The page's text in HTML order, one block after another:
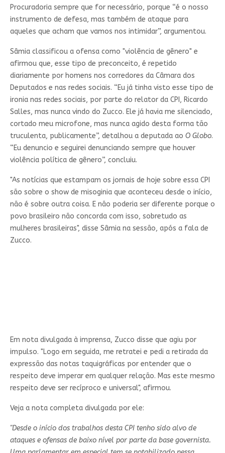
Procuradoria sempre que for necessário, porque “é o nosso
instrumento de defesa, mas também de ataque para
aqueles que acham que vamos nos intimidar”, argumentou.
Sâmia classificou a ofensa como "violência de gênero" e
afirmou que, esse tipo de preconceito, é repetido
diariamente por homens nos corredores da Câmara dos
Deputados e nas redes sociais. “Eu já tinha visto esse tipo de
ironia nas redes sociais, por parte do relator da CPI, Ricardo
Salles, mas nunca vindo do Zucco. Ele já havia me silenciado,
cortado meu microfone, mas nunca agido desta forma tão
truculenta, publicamente”, detalhou a deputada ao O Globo.
“Eu denuncio e seguirei denunciando sempre que houver
violência política de gênero”, concluiu.
"As notícias que estampam os jornais de hoje sobre essa CPI
são sobre o show de misoginia que aconteceu desde o início,
não é sobre outra coisa. E não poderia ser diferente porque o
povo brasileiro não concorda com isso, sobretudo as
mulheres brasileiras", disse Sâmia na sessão, após a fala de
Zucco.
Em nota divulgada à imprensa, Zucco disse que agiu por
impulso. "Logo em seguida, me retratei e pedi a retirada da
expressão das notas taquigráficas por entender que o
respeito deve imperar em qualquer relação. Mas este mesmo
respeito deve ser recíproco e universal", afirmou.
Veja a nota completa divulgada por ele:
"Desde o início dos trabalhos desta CPI tenho sido alvo de
ataques e ofensas de baixo nível por parte da base governista.